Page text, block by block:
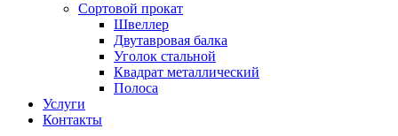
Сортовой прокат
Швеллер
Двутавровая балка
Уголок стальной
Квадрат металлический
Полоса
Услуги
Контакты